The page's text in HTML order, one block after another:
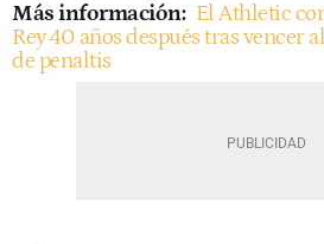
Más información: El Athletic
Rey 40 años después tras vencer
de penaltis